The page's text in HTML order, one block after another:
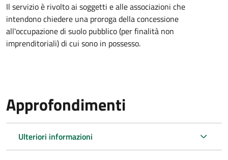
Il servizio è rivolto ai soggetti e alle associazioni che
intendono chiedere una proroga della concessione
all'occupazione di suolo pubblico (per finalità non
imprenditoriali) di cui sono in possesso.
Approfondimenti
Ulteriori informazioni